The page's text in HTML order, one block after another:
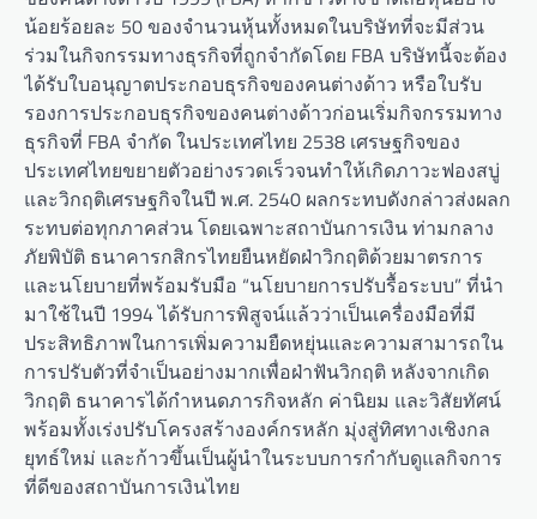
น้อยร้อยละ 50 ของจำนวนหุ้นทั้งหมดในบริษัทที่จะมีส่วน
ร่วมในกิจกรรมทางธุรกิจที่ถูกจำกัดโดย FBA บริษัทนี้จะต้อง
ได้รับใบอนุญาตประกอบธุรกิจของคนต่างด้าว หรือใบรับ
รองการประกอบธุรกิจของคนต่างด้าวก่อนเริ่มกิจกรรมทาง
ธุรกิจที่ FBA จำกัด ในประเทศไทย 2538 เศรษฐกิจของ
ประเทศไทยขยายตัวอย่างรวดเร็วจนทำให้เกิดภาวะฟองสบู่
และวิกฤติเศรษฐกิจในปี พ.ศ. 2540 ผลกระทบดังกล่าวส่งผลก
ระทบต่อทุกภาคส่วน โดยเฉพาะสถาบันการเงิน ท่ามกลาง
ภัยพิบัติ ธนาคารกสิกรไทยยืนหยัดฝ่าวิกฤติด้วยมาตรการ
และนโยบายที่พร้อมรับมือ “นโยบายการปรับรื้อระบบ” ที่นำ
มาใช้ในปี 1994 ได้รับการพิสูจน์แล้วว่าเป็นเครื่องมือที่มี
ประสิทธิภาพในการเพิ่มความยืดหยุ่นและความสามารถใน
การปรับตัวที่จำเป็นอย่างมากเพื่อฝ่าฟันวิกฤติ หลังจากเกิด
วิกฤติ ธนาคารได้กำหนดภารกิจหลัก ค่านิยม และวิสัยทัศน์
พร้อมทั้งเร่งปรับโครงสร้างองค์กรหลัก มุ่งสู่ทิศทางเชิงกล
ยุทธ์ใหม่ และก้าวขึ้นเป็นผู้นำในระบบการกำกับดูแลกิจการ
ที่ดีของสถาบันการเงินไทย